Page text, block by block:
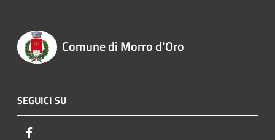
Comune di Morro d'Oro
SEGUICI SU